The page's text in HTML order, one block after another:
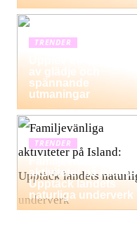
TRENDER
av glädje och
spännande
utmaningar
TRENDER
Familjevänliga
aktiviteter på Island:
Upptäck landets
naturliga underverk